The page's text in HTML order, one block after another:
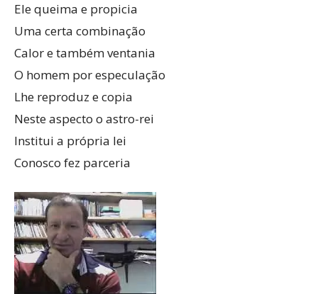
Ele queima e propicia
Uma certa combinação
Calor e também ventania
O homem por especulação
Lhe reproduz e copia
Neste aspecto o astro-rei
Institui a própria lei
Conosco fez parceria